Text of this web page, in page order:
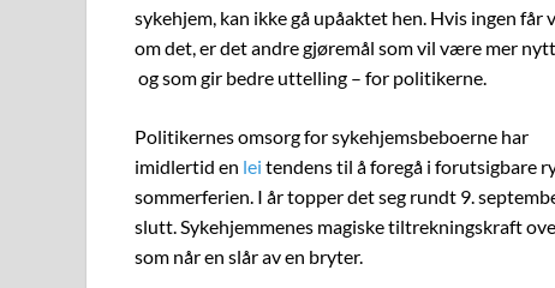
sykehjem, kan ikke gå upåaktet hen. Hvis ingen får
om det, er det andre gjøremål som vil være mer
og som gir bedre uttelling – for politikerne.
Politikernes omsorg for sykehjemsbeboerne har
imidlertid en lei tendens til å foregå i forutsigbare
sommerferien. I år topper det seg rundt 9.
slutt. Sykehjemmenes magiske tiltrekningskraft
som når en slår av en bryter.